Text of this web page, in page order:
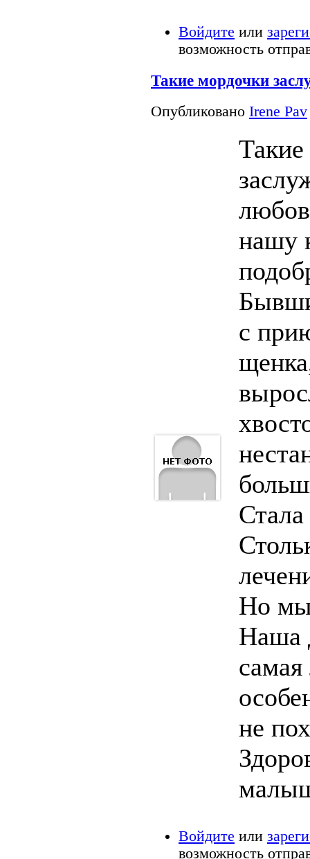
Войдите или
возможность
Такие мордочки
Опубликовано Irene Pav
нашу
с
Но мы
Наша
не
Войдите или
возможность